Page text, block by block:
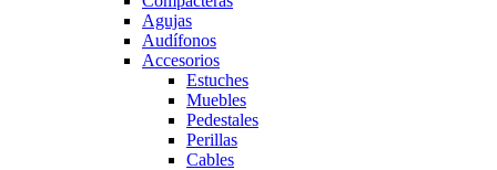
Agujas
Audífonos
Accesorios
Estuches
Muebles
Pedestales
Perillas
Cables